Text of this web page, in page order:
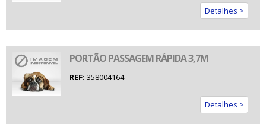
Detalhes >
PORTÃO PASSAGEM RÁPIDA 3,7M
REF: 358004164
Detalhes >